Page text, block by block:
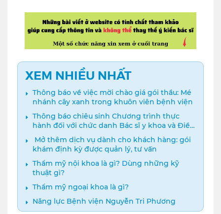
XEM NHIỀU NHẤT
Thông báo về việc mời chào giá gói thầu: Mé
nhánh cây xanh trong khuôn viên bệnh viện
Thông báo chiêu sinh Chương trình thực
hành đối với chức danh Bác sĩ y khoa và Điều
dưỡng năm 2024
️ Mở thêm dịch vụ dành cho khách hàng: gói
khám định kỳ được quản lý, tư vấn
Thẩm mỹ nội khoa là gì? Dùng những kỹ
thuật gì?
Thẩm mỹ ngoại khoa là gì?
Năng lực Bệnh viện Nguyễn Tri Phương